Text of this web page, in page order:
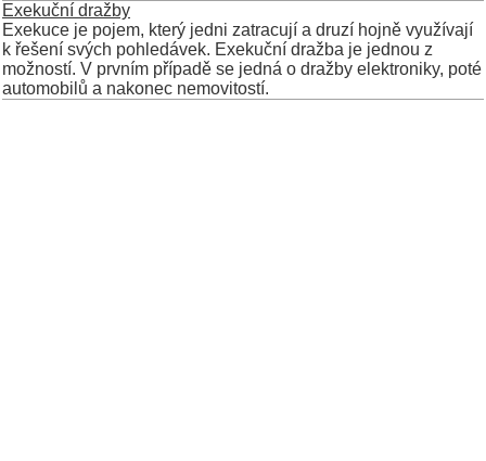
Exekuční dražby
Exekuce je pojem, který jedni zatracují a druzí hojně využívají
k řešení svých pohledávek. Exekuční dražba je jednou z
možností. V prvním případě se jedná o dražby elektroniky, poté
automobilů a nakonec nemovitostí.